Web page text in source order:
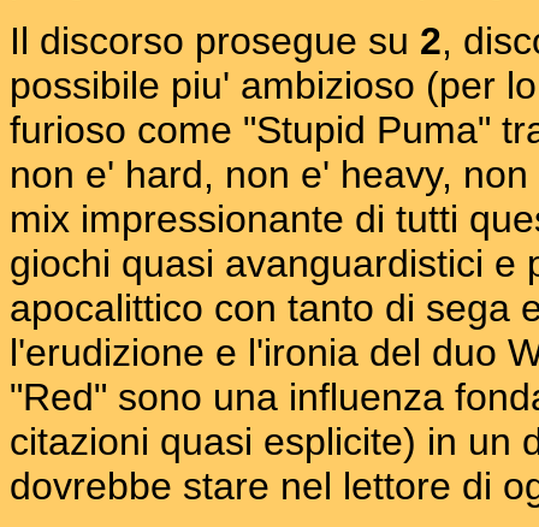
Il discorso prosegue su 2,
possibile piu' ambizioso (per
furioso come "Stupid Puma"
non e' hard, non e' heavy,
mix impressionante di tutti
giochi quasi avanguardistici e
apocalittico con tanto di sega
l'erudizione e l'ironia del duo
"Red" sono una influenza
citazioni quasi esplicite) in un
dovrebbe stare nel lettore di